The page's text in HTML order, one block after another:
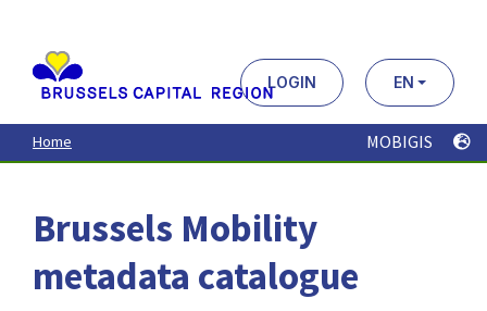
contenu
principal
LOGIN EN
Home MOBIGIS
Brussels Mobility
metadata catalogue